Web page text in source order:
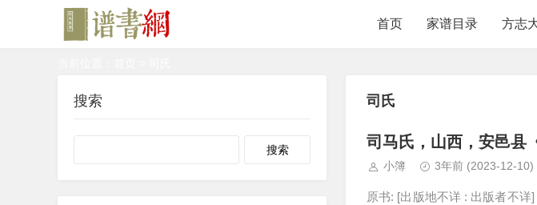
首页 家谱目录 方志
司氏
司马氏，山西，安邑县
小簿 3年前 (2023-12-10)
原书: [出版地不详 : 出版者不
搜索
Search